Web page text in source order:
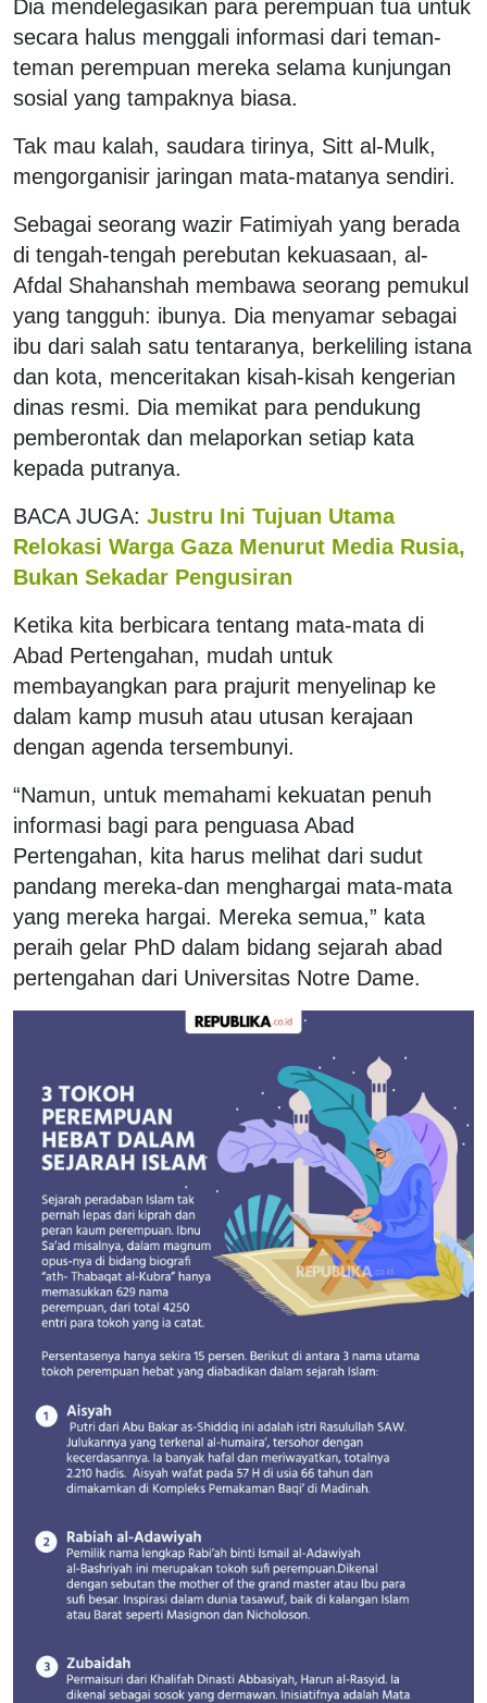
Dia mendelegasikan para perempuan tua untuk
secara halus menggali informasi dari teman-
teman perempuan mereka selama kunjungan
sosial yang tampaknya biasa.
Tak mau kalah, saudara tirinya, Sitt al-Mulk,
mengorganisir jaringan mata-matanya sendiri.
Sebagai seorang wazir Fatimiyah yang berada
di tengah-tengah perebutan kekuasaan, al-
Afdal Shahanshah membawa seorang pemukul
yang tangguh: ibunya. Dia menyamar sebagai
ibu dari salah satu tentaranya, berkeliling istana
dan kota, menceritakan kisah-kisah kengerian
dinas resmi. Dia memikat para pendukung
pemberontak dan melaporkan setiap kata
kepada putranya.
BACA JUGA: Justru Ini Tujuan Utama
Relokasi Warga Gaza Menurut Media Rusia,
Bukan Sekadar Pengusiran
Ketika kita berbicara tentang mata-mata di
Abad Pertengahan, mudah untuk
membayangkan para prajurit menyelinap ke
dalam kamp musuh atau utusan kerajaan
dengan agenda tersembunyi.
“Namun, untuk memahami kekuatan penuh
informasi bagi para penguasa Abad
Pertengahan, kita harus melihat dari sudut
pandang mereka-dan menghargai mata-mata
yang mereka hargai. Mereka semua,” kata
peraih gelar PhD dalam bidang sejarah abad
pertengahan dari Universitas Notre Dame.